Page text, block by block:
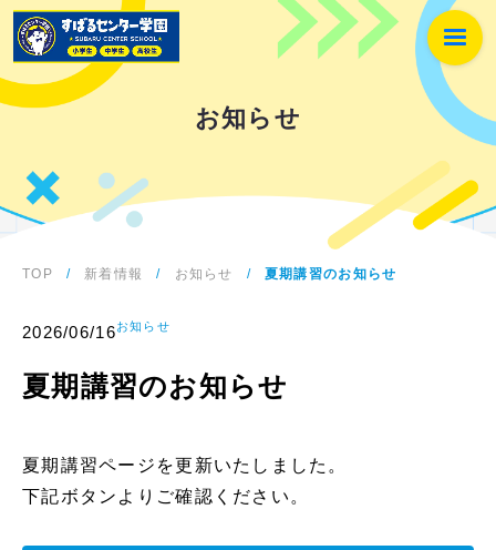
お知らせ
TOP / 新着情報 / お知らせ / 夏期講習のお知らせ
2026/06/16お知らせ
夏期講習のお知らせ
夏期講習ページを更新いたしました。
下記ボタンよりご確認ください。